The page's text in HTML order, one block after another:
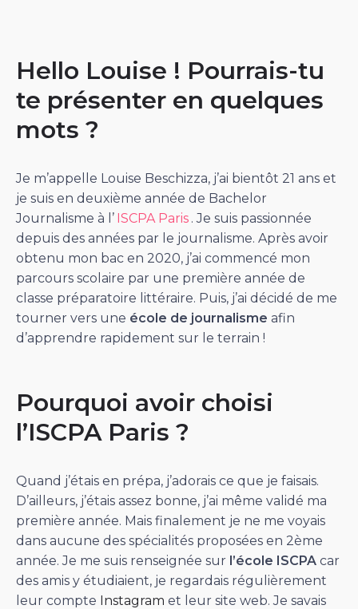
Hello Louise ! Pourrais-tu
te présenter en quelques
mots ?
Je m’appelle Louise Beschizza, j’ai bientôt 21 ans et
je suis en deuxième année de Bachelor
Journalisme à l’ ISCPA Paris . Je suis passionnée
depuis des années par le journalisme. Après avoir
obtenu mon bac en 2020, j’ai commencé mon
parcours scolaire par une première année de
classe préparatoire littéraire. Puis, j’ai décidé de me
tourner vers une école de journalisme afin
d’apprendre rapidement sur le terrain !
Pourquoi avoir choisi
l’ISCPA Paris ?
Quand j’étais en prépa, j’adorais ce que je faisais.
D’ailleurs, j’étais assez bonne, j’ai même validé ma
première année. Mais finalement je ne me voyais
dans aucune des spécialités proposées en 2ème
année. Je me suis renseignée sur l’école ISCPA car
des amis y étudiaient, je regardais régulièrement
leur compte Instagram et leur site web. Je savais